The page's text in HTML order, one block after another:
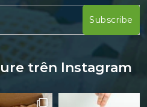
trên Instagram